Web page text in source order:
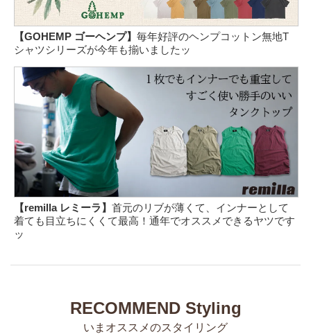
【GOHEMP ゴーヘンプ】 毎年好評のヘンプコットン無地T
シャツシリーズが今年も揃いましたッ
【remilla レミーラ】 首元のリブが薄くて、インナーとして
着ても目立ちにくくて最高！通年でオススメできるヤツです
ッ
RECOMMEND Styling
いまオススメのスタイリング